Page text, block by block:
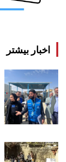
اخبار بیشتر